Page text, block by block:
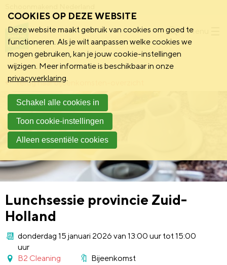
Menu
Terug naar bijeenkomsten-overzicht
Lunchsessie provincie Zuid-
Holland
donderdag 15 januari 2026 van 13:00 uur tot 15:00
uur
B2 Cleaning
Bijeenkomst
COOKIES OP DEZE WEBSITE
Deze website maakt gebruik van cookies om goed te
functioneren. Als je wilt aanpassen welke cookies we
mogen gebruiken, kan je jouw cookie-instellingen
wijzigen. Meer informatie is beschikbaar in onze
privacyverklaring.
Schakel alle cookies in
Toon cookie-instellingen
Alleen essentiële cookies